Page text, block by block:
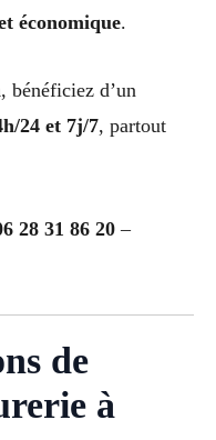
économique.
, bénéficiez d’un
24 et 7j/7, partout
28 31 86 20–
de
à